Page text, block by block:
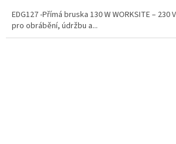
EDG127 -Přímá bruska 130 W WORKSITE –
pro obrábění, údržbu a...